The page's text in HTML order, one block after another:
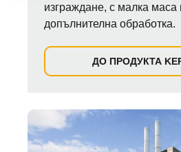
изграждане, с малка маса
допълнителна обработка.
ДО ПРОДУКТА